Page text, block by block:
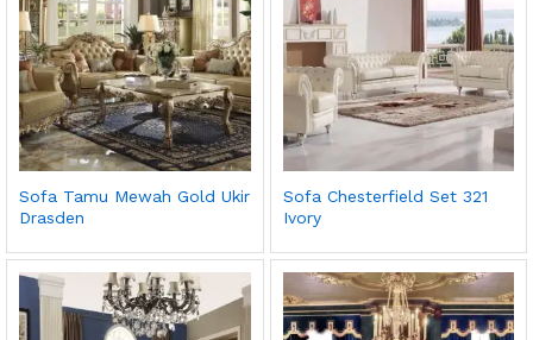
Sofa Tamu Mewah Gold Ukir
Drasden
Sofa Chesterfield Set 321
Ivory